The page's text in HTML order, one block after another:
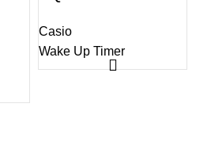
Casio
Wake Up Timer